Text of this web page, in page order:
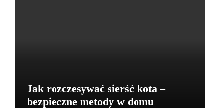
Jak rozczesywać sierść kota –
bezpieczne metody w domu